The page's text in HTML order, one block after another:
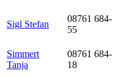
Sigl Stefan
08761 684-
55
Simmert
Tanja
08761 684-
18